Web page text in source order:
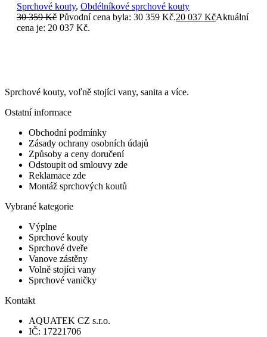
Sprchové kouty, Obdélníkové sprchové kouty
30 359Kč Původní cena byla: 30 359 Kč.20 037 KčAktuální
cena je: 20 037 Kč.
Sprchové kouty, voľně stojíci vany, sanita a více.
Ostatní informace
Obchodní podmínky
Zásady ochrany osobních údajů
Způsoby a ceny doručení
Odstoupit od smlouvy zde
Reklamace zde
Montáž sprchových koutů
Vybrané kategorie
Výplne
Sprchové kouty
Sprchové dveře
Vanove zástěny
Volně stojíci vany
Sprchové vaničky
Kontakt
AQUATEK CZ s.r.o.
IČ: 17221706